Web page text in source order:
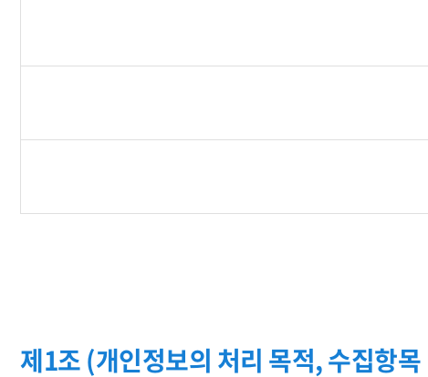
제1조 (개인정보의 처리 목적, 수집항